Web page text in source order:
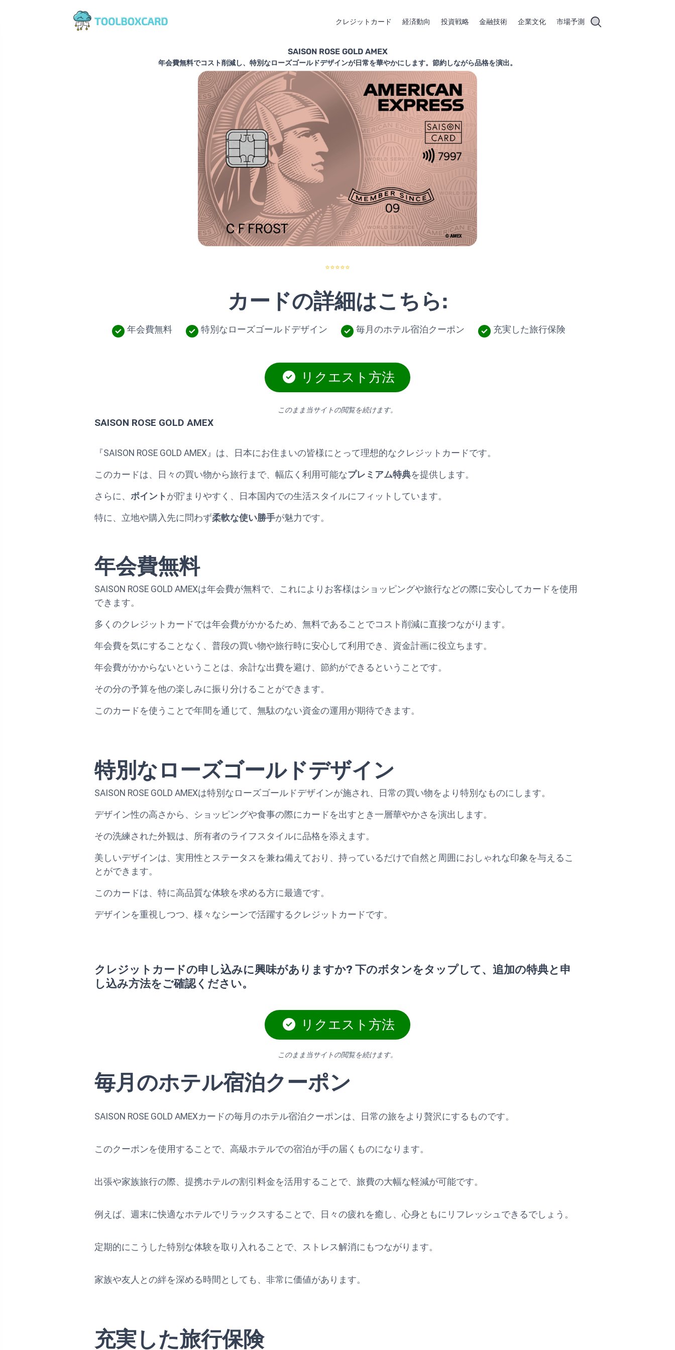
クレジットカード 経済動向 投資戦略 金融技術 企業文化 市場予測
SAISON ROSE GOLD AMEX
年会費無料でコスト削減し、特別なローズゴールドデザインが日常を華やかにします。節約しながら品格を演出。
⭐⭐⭐⭐⭐
カードの詳細はこちら:
年会費無料 特別なローズゴールドデザイン 毎月のホテル宿泊クーポン 充実した旅行保険
リクエスト方法
このまま当サイトの閲覧を続けます。
SAISON ROSE GOLD AMEX
『SAISON ROSE GOLD AMEX』は、日本にお住まいの皆様にとって理想的なクレジットカードです。
このカードは、日々の買い物から旅行まで、幅広く利用可能なプレミアム特典を提供します。
さらに、 ポイント が貯まりやすく、日本国内での生活スタイルにフィットしています。
特に、立地や購入先に問わず柔軟な使い勝手が魅力です。
年会費無料
SAISON ROSE GOLD AMEXは年会費が無料で、これによりお客様はショッピングや旅行などの際に安心してカードを使用
できます。
多くのクレジットカードでは年会費がかかるため、無料であることでコスト削減に直接つながります。
年会費を気にすることなく、普段の買い物や旅行時に安心して利用でき、資金計画に役立ちます。
年会費がかからないということは、余計な出費を避け、節約ができるということです。
その分の予算を他の楽しみに振り分けることができます。
このカードを使うことで年間を通じて、無駄のない資金の運用が期待できます。
特別なローズゴールドデザイン
SAISON ROSE GOLD AMEXは特別なローズゴールドデザインが施され、日常の買い物をより特別なものにします。
デザイン性の高さから、ショッピングや食事の際にカードを出すとき一層華やかさを演出します。
その洗練された外観は、所有者のライフスタイルに品格を添えます。
美しいデザインは、実用性とステータスを兼ね備えており、持っているだけで自然と周囲におしゃれな印象を与えるこ
とができます。
このカードは、特に高品質な体験を求める方に最適です。
デザインを重視しつつ、様々なシーンで活躍するクレジットカードです。
クレジットカードの申し込みに興味がありますか? 下のボタンをタップして、追加の特典と申
し込み方法をご確認ください。
リクエスト方法
このまま当サイトの閲覧を続けます。
毎月のホテル宿泊クーポン
SAISON ROSE GOLD AMEXカードの毎月のホテル宿泊クーポンは、日常の旅をより贅沢にするものです。
このクーポンを使用することで、高級ホテルでの宿泊が手の届くものになります。
出張や家族旅行の際、提携ホテルの割引料金を活用することで、旅費の大幅な軽減が可能です。
例えば、週末に快適なホテルでリラックスすることで、日々の疲れを癒し、心身ともにリフレッシュできるでしょう。
定期的にこうした特別な体験を取り入れることで、ストレス解消にもつながります。
家族や友人との絆を深める時間としても、非常に価値があります。
充実した旅行保険